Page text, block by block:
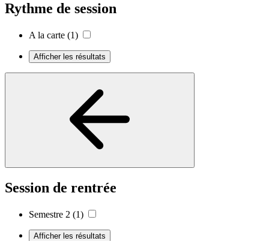
Rythme de session
A la carte (1)
Afficher les résultats
Session de rentrée
Semestre 2 (1)
Afficher les résultats